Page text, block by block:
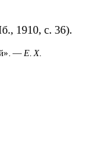
1910, с. 36).
— Е.X.